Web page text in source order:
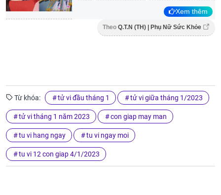
Xem thêm
Theo Q.T.N (TH) | Phụ Nữ Sức Khỏe
Từ khóa: tử vi đầu tháng 1 tử vi giữa tháng 1/2023
tử vi tháng 1 năm 2023 con giap may man
tu vi hang ngay tu vi ngay moi
tu vi 12 con giap 4/1/2023